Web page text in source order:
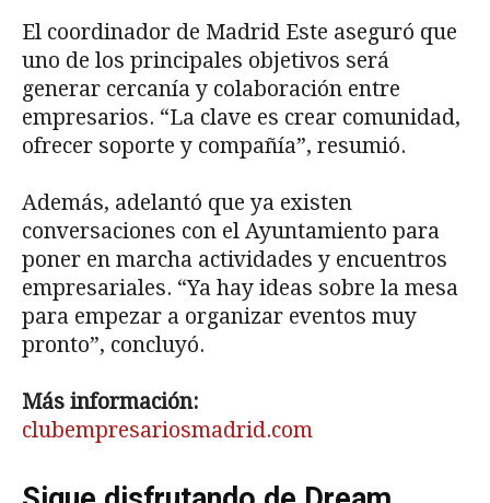
El coordinador de Madrid Este aseguró que
uno de los principales objetivos será
generar cercanía y colaboración entre
empresarios. “La clave es crear comunidad,
ofrecer soporte y compañía”, resumió.
Además, adelantó que ya existen
conversaciones con el Ayuntamiento para
poner en marcha actividades y encuentros
empresariales. “Ya hay ideas sobre la mesa
para empezar a organizar eventos muy
pronto”, concluyó.
Más información:
clubempresariosmadrid.com